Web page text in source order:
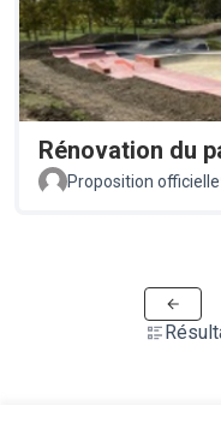
Rénovation du
Proposition officielle